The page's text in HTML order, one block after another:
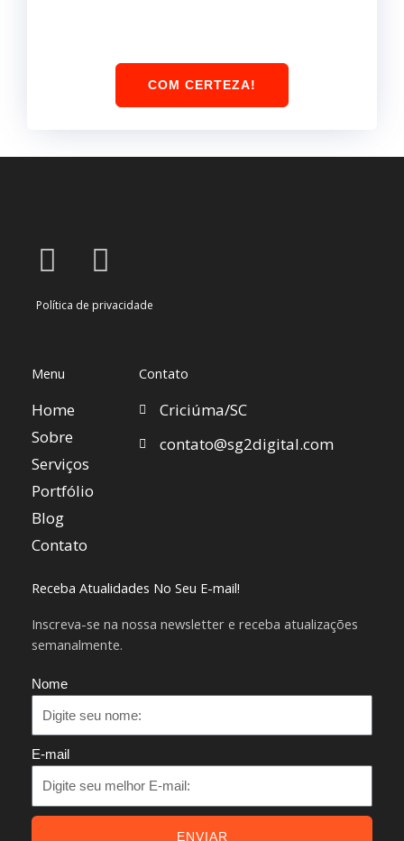
COM CERTEZA!
I
s
a
g
r
a
m
W
a
Política de privacidade
Menu
Home
Sobre
Serviços
Portfólio
Blog
Contato
Contato
Criciúma/SC
contato@sg2digital.com
Receba Atualidades No Seu E-mail!
Inscreva-se na nossa newsletter e receba atualizações
semanalmente.
Nome
E-mail
ENVIAR